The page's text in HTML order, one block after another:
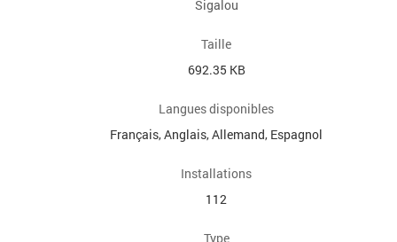
Sigalou
Taille
692.35 KB
Langues disponibles
Français, Anglais, Allemand, Espagnol
Installations
112
Type